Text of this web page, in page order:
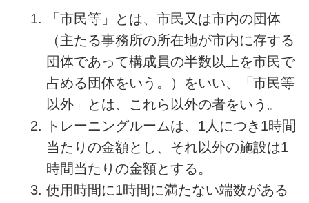
「市民等」とは、市民又は市内の団体
（主たる事務所の所在地が市内に存する
団体であって構成員の半数以上を市民で
占める団体をいう。）をいい、「市民等
以外」とは、これら以外の者をいう。
トレーニングルームは、1人につき1時間
当たりの金額とし、それ以外の施設は1
時間当たりの金額とする。
使用時間に1時間に満たない端数がある